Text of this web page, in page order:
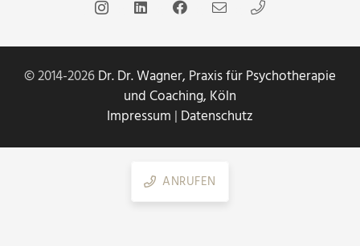
ANRUFEN
© 2014-2026Dr. Dr. Wagner, Praxis für Psychotherapie
und Coaching, Köln
Impressum | Datenschutz